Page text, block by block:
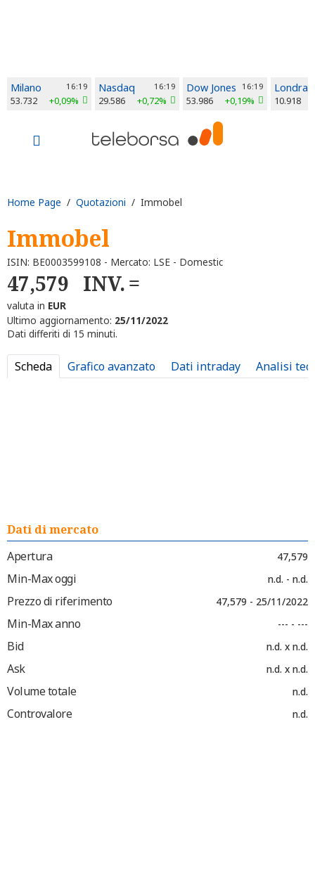
Milano 16:19
53.732 +0,09%
Nasdaq 16:19
29.586 +0,72%
Dow Jones 16:19
53.986 +0,19%
Londra
10.918
Home Page / Quotazioni / Immobel
Immobel
ISIN: BE0003599108 - Mercato: LSE - Domestic
47,579 INV.
valuta in EUR
Ultimo aggiornamento: 25/11/2022
Dati differiti di 15 minuti.
Scheda Grafico avanzato Dati intraday Analisi
Dati di mercato
Apertura
47,579
Min-Max oggi n.d. - n.d.
Prezzo di riferimento 47,579 - 25/11/2022
Min-Max anno --- - ---
Bid n.d. x n.d.
Ask n.d. x n.d.
Volume totale n.d.
Controvalore n.d.